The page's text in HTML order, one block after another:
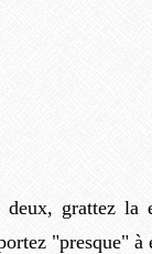
deux, grattez
"presque"